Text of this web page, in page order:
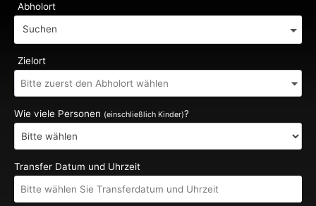
Abholort
Suchen
Zielort
Wie viele Personen (einschließlich Kinder)?
Transfer Datum und Uhrzeit